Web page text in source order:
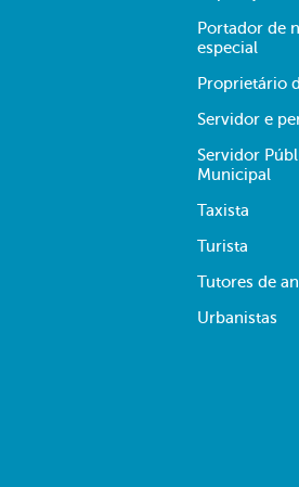
Portador de
especial
Proprietário
Servidor e
Servidor
Municipal
Taxista
Turista
Tutores de
Urbanistas